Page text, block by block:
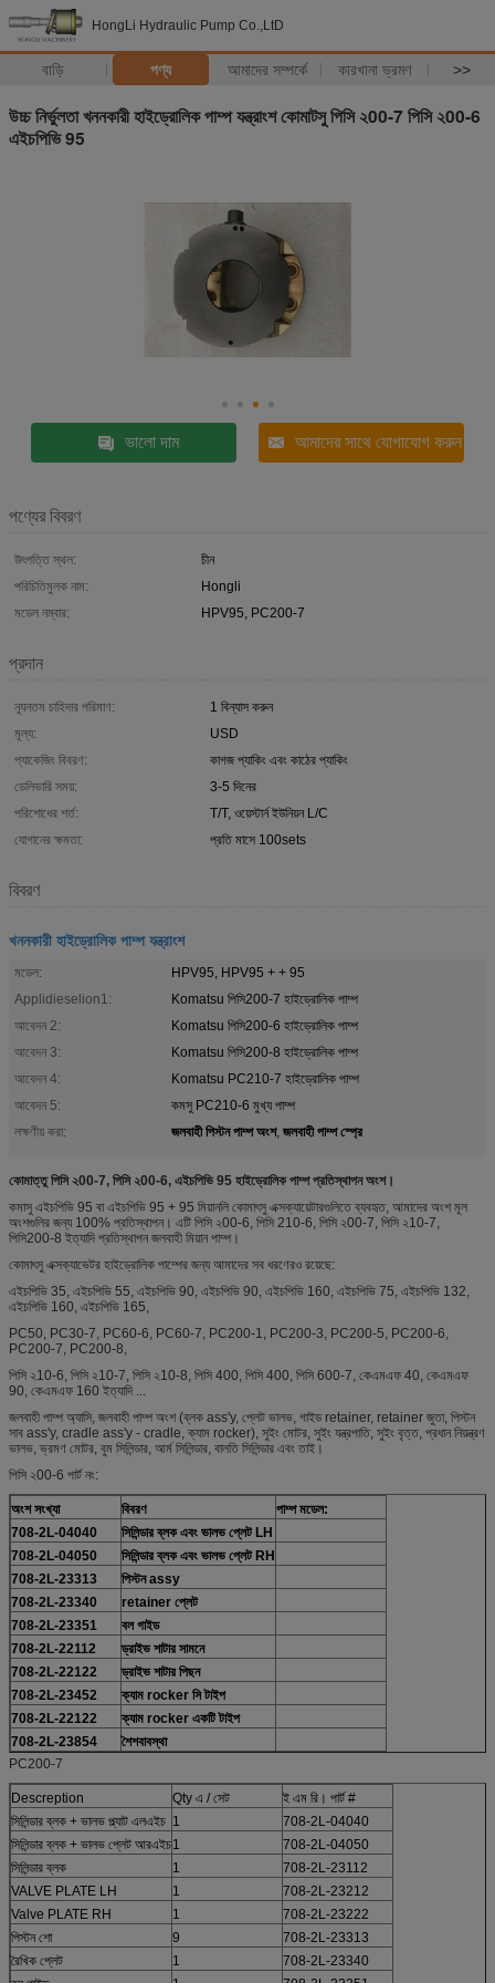
HongLi Hydraulic Pump Co.,LtD
বাড়ি পণ্য আমাদের সম্পর্কে কারখানা ভ্রমণ >>
উচ্চ নির্ভুলতা খননকারী হাইড্রোলিক পাম্প যন্ত্রাংশ কোমাটসু পিসি ২00-7 পিসি ২00-6
এইচপিভি 95
ভালো দাম আমাদের সাথে যোগাযোগ করুন
পণ্যের বিবরণ
উৎপত্তি স্থল:
চীন
পরিচিতিমুলক নাম:
Hongli
মডেল নম্বার:
HPV95, PC200-7
প্রদান
ন্যূনতম চাহিদার পরিমাণ:
1 বিন্যাস করুন
মূল্য:
USD
প্যাকেজিং বিবরণ:
কাগজ প্যাকিং এবং কাঠের প্যাকিং
ডেলিভারি সময়:
3-5 দিনের
পরিশোধের শর্ত:
T/T, ওয়েস্টার্ন ইউনিয়ন L/C
যোগানের ক্ষমতা:
প্রতি মাসে 100sets
বিবরণ
খননকারী হাইড্রোলিক পাম্প যন্ত্রাংশ
মডেল:
HPV95, HPV95 + + 95
Applidieselion1:
Komatsu পিসি200-7 হাইড্রোলিক পাম্প
আবেদন 2:
Komatsu পিসি200-6 হাইড্রোলিক পাম্প
আবেদন 3:
Komatsu পিসি200-8 হাইড্রোলিক পাম্প
আবেদন 4:
Komatsu PC210-7 হাইড্রোলিক পাম্প
আবেদন 5:
কমসু PC210-6 মুখ্য পাম্প
লক্ষণীয় করা:
জলবাহী পিস্টন পাম্প অংশ, জলবাহী পাম্প স্প্রে
কোমাত্তু পিসি ২00-7, পিসি ২00-6, এইচপিভি 95 হাইড্রোলিক পাম্প প্রতিস্থাপন অংশ।
কমাসু এইচপিভি 95 বা এইচপিভি 95 + 95 মিয়ানলি কোমাৎসু এক্সক্যায়েটারগুলিতে ব্যবহৃত, আমাদের অংশ মূল
অংশগুলির জন্য 100% প্রতিস্থাপন। এটি পিসি ২00-6, পিসি 210-6, পিসি ২00-7, পিসি ২10-7,
পিসি200-8 ইত্যাদি প্রতিস্থাপন জলবাহী মিয়ান পাম্প।
কোমাৎসু এক্সক্যাভেটর হাইড্রোলিক পাম্পের জন্য আমাদের সব ধরণেরও রয়েছে:
এইচপিভি 35, এইচপিভি 55, এইচপিভি 90, এইচপিভি 90, এইচপিভি 160, এইচপিভি 75, এইচপিভি 132,
এইচপিভি 160, এইচপিভি 165,
PC50, PC30-7, PC60-6, PC60-7, PC200-1, PC200-3, PC200-5, PC200-6,
PC200-7, PC200-8,
পিসি ২10-6, পিসি ২10-7, পিসি ২10-8, পিসি 400, পিসি 400, পিসি 600-7, কেএমএফ 40, কেএমএফ
90, কেএমএফ 160 ইত্যাদি ...
জলবাহী পাম্প অ্যাসি, জলবাহী পাম্প অংশ (ব্লক ass'y, প্লেট ভালভ, গাইড retainer, retainer জুতা, পিস্টন
সাব ass'y, cradle ass'y - cradle, ক্যাম rocker), সুইং মোটর, সুইং যন্ত্রপাতি, সুইং বৃত্ত, প্রধান নিয়ন্ত্রণ
ভালভ, ভ্রমণ মোটর, বুম সিলিন্ডার, আর্ম সিলিন্ডার, বালতি সিলিন্ডার এবং তাই।
পিসি ২00-6 পার্ট নং:
অংশ সংখ্যা বিবরণ
পাম্প মডেল:
708-2L-04040
সিলিন্ডার ব্লক এবং ভালভ প্লেট LH
708-2L-04050
সিলিন্ডার ব্লক এবং ভালভ প্লেট RH
708-2L-23313
পিস্টন assy
708-2L-23340
retainer প্লেট
708-2L-23351
বল গাইড
708-2L-22112
ড্রাইভ শাটার সামনে
708-2L-22122
ড্রাইভ শাটার পিছন
708-2L-23452
ক্যাম rocker সি টাইপ
708-2L-22122
ক্যাম rocker একটি টাইপ
708-2L-23854
শৈশবাবস্থা
PC200-7
Descreption Qty এ / সেট
ই এম রি। পার্ট #
সিলিন্ডার ব্লক + ভালভ প্ল্যাট এলএইচ 1
708-2L-04040
সিলিন্ডার ব্লক + ভালভ প্লেট আরএইচ1
708-2L-04050
সিলিন্ডার ব্লক
1
708-2L-23112
VALVE PLATE LH
1
708-2L-23212
Valve PLATE RH
1
708-2L-23222
পিস্টন শো
9
708-2L-23313
রৈখিক প্লেট
1
708-2L-23340